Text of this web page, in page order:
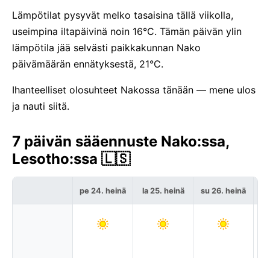
Lämpötilat pysyvät melko tasaisina tällä viikolla,
useimpina iltapäivinä noin 16°C. Tämän päivän ylin
lämpötila jää selvästi paikkakunnan Nako
päivämäärän ennätyksestä, 21°C.
Ihanteelliset olosuhteet Nakossa tänään — mene ulos
ja nauti siitä.
7 päivän sääennuste Nako:ssa,
Lesotho:ssa 🇱🇸
pe 24. heinä la 25. heinä su 26. heinä